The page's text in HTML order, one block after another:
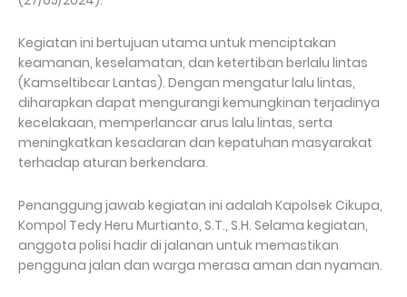
Kegiatan ini bertujuan utama untuk menciptakan
keamanan, keselamatan, dan ketertiban berlalu lintas
(Kamseltibcar Lantas). Dengan mengatur lalu lintas,
diharapkan dapat mengurangi kemungkinan terjadinya
kecelakaan, memperlancar arus lalu lintas, serta
meningkatkan kesadaran dan kepatuhan masyarakat
terhadap aturan berkendara.
Penanggung jawab kegiatan ini adalah Kapolsek Cikupa,
Kompol Tedy Heru Murtianto, S.T., S.H. Selama kegiatan,
anggota polisi hadir di jalanan untuk memastikan
pengguna jalan dan warga merasa aman dan nyaman.